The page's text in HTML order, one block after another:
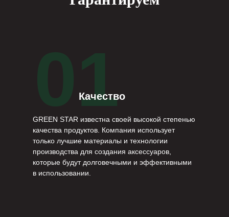
01
Качество
GREEN STAR известна своей высокой степенью
качества продуктов. Компания использует
только лучшие материалы и технологии
производства для создания аксессуаров,
которые будут долговечными и эффективными
в использовании.